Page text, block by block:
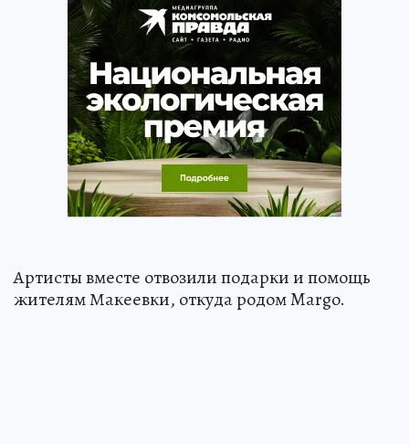
Артисты вместе отвозили подарки и помощь
жителям Макеевки, откуда родом Margo.